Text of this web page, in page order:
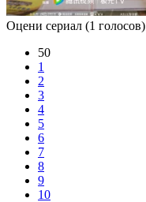
Оцени сериал (1 голосов)
50
1
2
3
4
5
6
7
8
9
10